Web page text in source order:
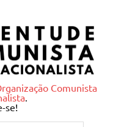
Comunista
.
se!